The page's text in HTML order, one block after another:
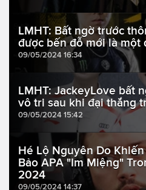
LMHT: Bất ngờ trước
được bến đỗ mới là một
09/05/2024 16:34
LMHT: JackeyLove bất
vô tri sau khi đại thắng
09/05/2024 15:42
Hé Lộ Nguyên Do
Bảo APA "Im Miệng"
2024
09/05/2024 14:37